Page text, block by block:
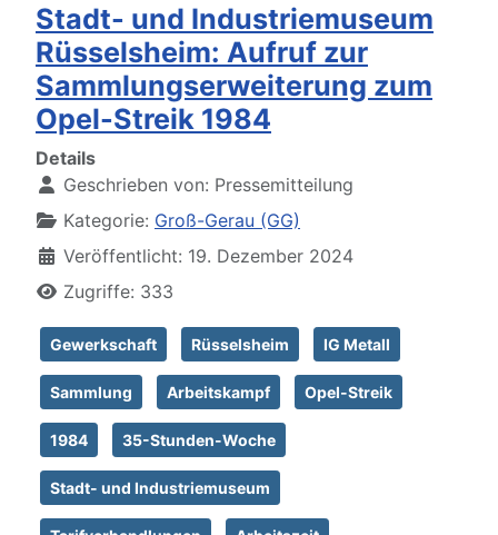
Stadt- und Industriemuseum
Rüsselsheim: Aufruf zur
Sammlungserweiterung zum
Opel-Streik 1984
Details
Geschrieben von: Pressemitteilung
Kategorie: Groß-Gerau (GG)
Veröffentlicht: 19. Dezember 2024
Zugriffe: 333
Gewerkschaft Rüsselsheim IG Metall
Sammlung Arbeitskampf Opel-Streik
1984 35-Stunden-Woche
Stadt- und Industriemuseum